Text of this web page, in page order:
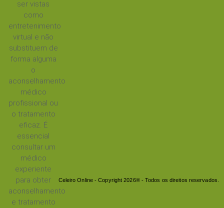
ser vistas
como
entretenimento
virtual e não
substituem de
forma alguma
o
aconselhamento
médico
profissional ou
o tratamento
eficaz. É
essencial
consultar um
médico
experiente
para obter
aconselhamento
e tratamento
Celeiro Online - Copyright 2026® - Todos os direitos reservados.